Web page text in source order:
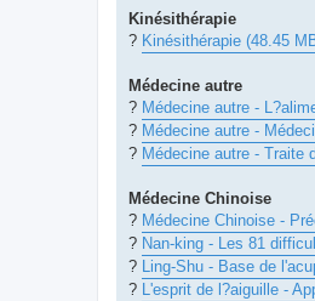
Kinésithérapie
? Kinésithérapie (48.45
Médecine autre
? Médecine autre -
? Médecine autre -
? Médecine autre - Traite
Médecine Chinoise
? Médecine Chinoise -
? Nan-king - Les 81
? Ling-Shu - Base de
? L'esprit de l?aiguille -